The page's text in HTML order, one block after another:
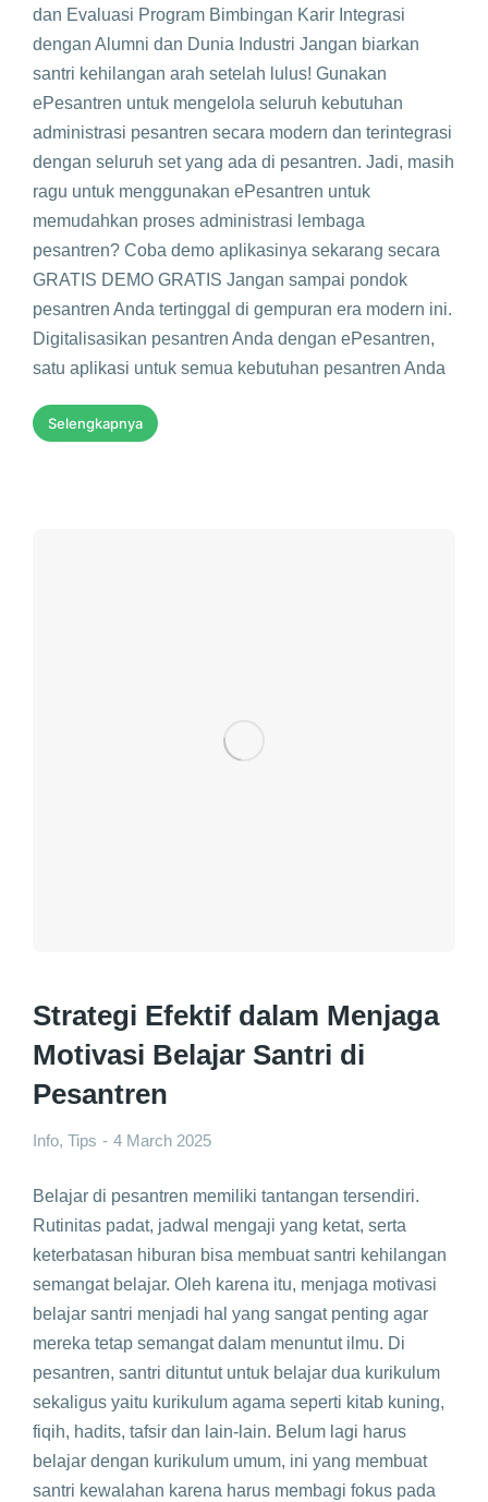
dan Evaluasi Program Bimbingan Karir Integrasi
dengan Alumni dan Dunia Industri Jangan biarkan
santri kehilangan arah setelah lulus! Gunakan
ePesantren untuk mengelola seluruh kebutuhan
administrasi pesantren secara modern dan terintegrasi
dengan seluruh set yang ada di pesantren. Jadi, masih
ragu untuk menggunakan ePesantren untuk
memudahkan proses administrasi lembaga
pesantren? Coba demo aplikasinya sekarang secara
GRATIS DEMO GRATIS Jangan sampai pondok
pesantren Anda tertinggal di gempuran era modern ini.
Digitalisasikan pesantren Anda dengan ePesantren,
satu aplikasi untuk semua kebutuhan pesantren Anda
Selengkapnya
Strategi Efektif dalam Menjaga
Motivasi Belajar Santri di
Pesantren
Info, Tips 4 March 2025
Belajar di pesantren memiliki tantangan tersendiri.
Rutinitas padat, jadwal mengaji yang ketat, serta
keterbatasan hiburan bisa membuat santri kehilangan
semangat belajar. Oleh karena itu, menjaga motivasi
belajar santri menjadi hal yang sangat penting agar
mereka tetap semangat dalam menuntut ilmu. Di
pesantren, santri dituntut untuk belajar dua kurikulum
sekaligus yaitu kurikulum agama seperti kitab kuning,
fiqih, hadits, tafsir dan lain-lain. Belum lagi harus
belajar dengan kurikulum umum, ini yang membuat
santri kewalahan karena harus membagi fokus pada